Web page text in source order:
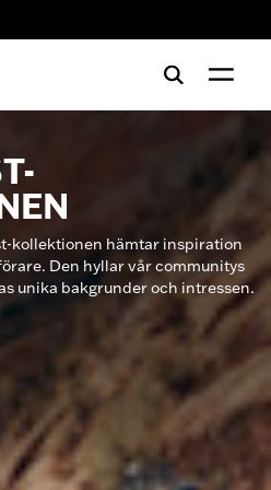
kollektionen hämtar inspiration
Den hyllar vår communitys
unika bakgrunder och intressen.